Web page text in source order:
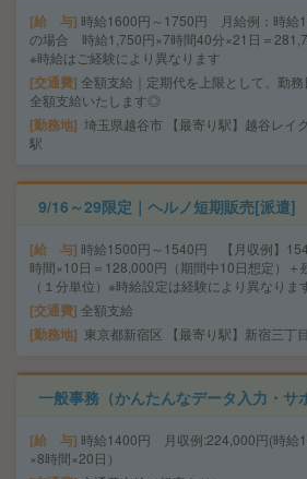
給 与 時給1600円～1750円 月給例：時給
の場合 時給1,750円×7時間40分×21日＝
※時給はご経験により異なります
交通費 全額支給｜定期代を上限として、勤務
全額支給いたします◎
勤務地 埼玉県越谷市 【最寄り駅】越谷レイ
駅
9/16～29限定｜ヘルノ短期販売[派遣]
給 与 時給1500円～1540円 【月収例】
時間×10日＝128,000円（期間中10日想定）＋
（１分単位）※時給設定は経験により異なります
交通費 全額支給
勤務地 東京都新宿区 【最寄り駅】新宿三丁
一般事務（かんたんなデータ入力・サ
給 与 時給1400円 月収例:224,000円(時給
×8時間×20日）